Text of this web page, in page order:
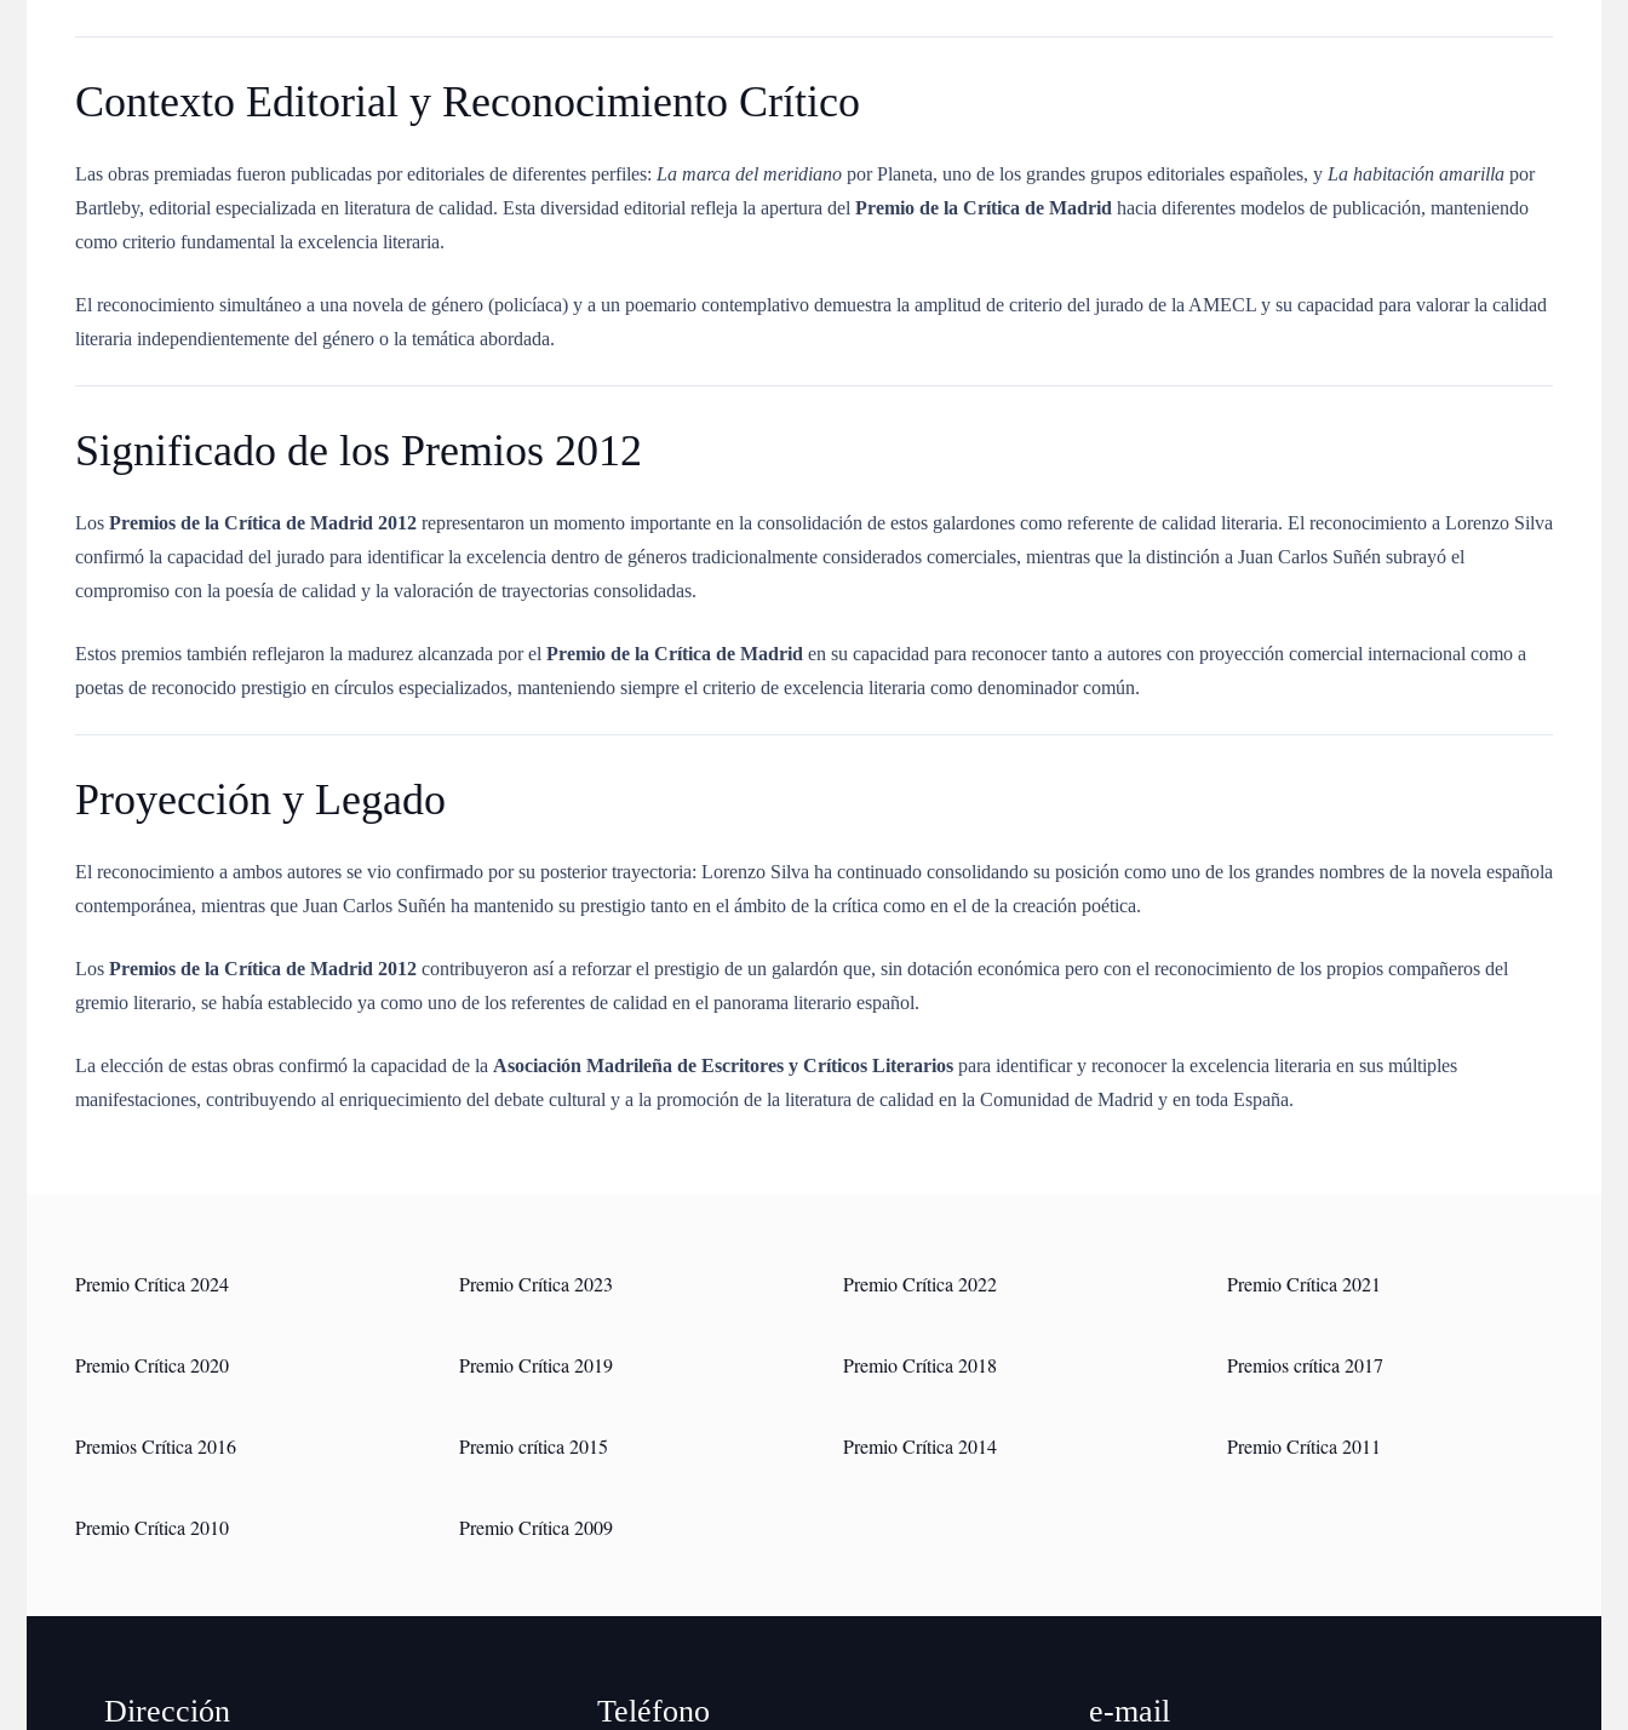
Contexto Editorial y Reconocimiento Crítico
Las obras premiadas fueron publicadas por editoriales de diferentes perfiles: La marca del meridiano por Planeta, uno de los grandes grupos editoriales españoles, y La habitación amarilla por
Bartleby, editorial especializada en literatura de calidad. Esta diversidad editorial refleja la apertura del Premio de la Crítica de Madrid hacia diferentes modelos de publicación, manteniendo
como criterio fundamental la excelencia literaria.
El reconocimiento simultáneo a una novela de género (policíaca) y a un poemario contemplativo demuestra la amplitud de criterio del jurado de la AMECL y su capacidad para valorar la calidad
literaria independientemente del género o la temática abordada.
Significado de los Premios 2012
Los Premios de la Crítica de Madrid 2012 representaron un momento importante en la consolidación de estos galardones como referente de calidad literaria. El reconocimiento a Lorenzo Silva
confirmó la capacidad del jurado para identificar la excelencia dentro de géneros tradicionalmente considerados comerciales, mientras que la distinción a Juan Carlos Suñén subrayó el
compromiso con la poesía de calidad y la valoración de trayectorias consolidadas.
Estos premios también reflejaron la madurez alcanzada por el Premio de la Crítica de Madrid en su capacidad para reconocer tanto a autores con proyección comercial internacional como a
poetas de reconocido prestigio en círculos especializados, manteniendo siempre el criterio de excelencia literaria como denominador común.
Proyección y Legado
El reconocimiento a ambos autores se vio confirmado por su posterior trayectoria: Lorenzo Silva ha continuado consolidando su posición como uno de los grandes nombres de la novela española
contemporánea, mientras que Juan Carlos Suñén ha mantenido su prestigio tanto en el ámbito de la crítica como en el de la creación poética.
Los Premios de la Crítica de Madrid 2012 contribuyeron así a reforzar el prestigio de un galardón que, sin dotación económica pero con el reconocimiento de los propios compañeros del
gremio literario, se había establecido ya como uno de los referentes de calidad en el panorama literario español.
La elección de estas obras confirmó la capacidad de la Asociación Madrileña de Escritores y Críticos Literarios para identificar y reconocer la excelencia literaria en sus múltiples
manifestaciones, contribuyendo al enriquecimiento del debate cultural y a la promoción de la literatura de calidad en la Comunidad de Madrid y en toda España.
Premio Crítica 2024 Premio Crítica 2023 Premio Crítica 2022 Premio Crítica 2021
Premio Crítica 2020 Premio Crítica 2019 Premio Crítica 2018 Premios crítica 2017
Premios Crítica 2016 Premio crítica 2015 Premio Crítica 2014 Premio Crítica 2011
Premio Crítica 2010 Premio Crítica 2009
Dirección Teléfono e-mail